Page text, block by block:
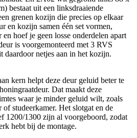
bestaat uit een linksdraaiende
grenen kozijn die precies op elkaar
en kozijn samen één set vormen,
hoef je geen losse onderdelen apart
is voorgemonteerd met 3 RVS
daardoor netjes aan in het kozijn.
kern helpt deze deur geluid beter te
Dat maakt deze
waar je minder geluid wilt, zoals
of studeerkamer. Het slotgat en de
1200/1300 zijn al voorgeboord, zodat
hebt bij de montage.